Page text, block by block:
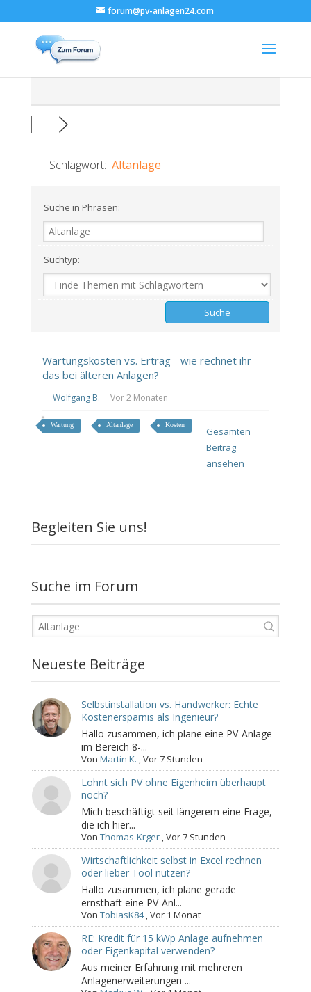
forum@pv-anlagen24.com
Schlagwort: Altanlage
Suche in Phrasen:
Suchtyp:
Wartungskosten vs. Ertrag - wie rechnet ihr
das bei älteren Anlagen?
Wolfgang B. Vor 2 Monaten
Wartung Altanlage Kosten
Gesamten
Beitrag
ansehen
Begleiten Sie uns!
Suche im Forum
Neueste Beiträge
Selbstinstallation vs. Handwerker: Echte
Kostenersparnis als Ingenieur?
Hallo zusammen, ich plane eine PV-Anlage
im Bereich 8-...
VonMartin K. ,Vor 7 Stunden
Lohnt sich PV ohne Eigenheim überhaupt
noch?
Mich beschäftigt seit längerem eine Frage,
die ich hier...
VonThomas-Krger ,Vor 7 Stunden
Wirtschaftlichkeit selbst in Excel rechnen
oder lieber Tool nutzen?
Hallo zusammen, ich plane gerade
ernsthaft eine PV-Anl...
VonTobiasK84 ,Vor 1 Monat
RE: Kredit für 15 kWp Anlage aufnehmen
oder Eigenkapital verwenden?
Aus meiner Erfahrung mit mehreren
Anlagenerweiterungen ...